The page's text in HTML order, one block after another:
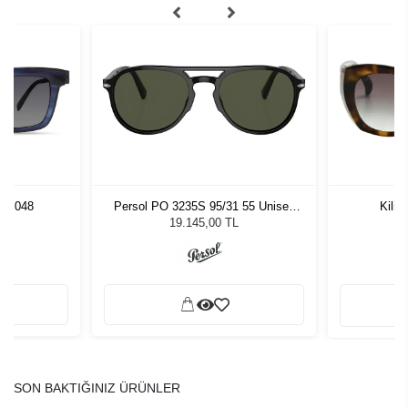
048
Persol PO 3235S 95/31 55 Unisex
Güneş Gözlüğü
19.145,00 TL
SON BAKTIĞINIZ ÜRÜNLER